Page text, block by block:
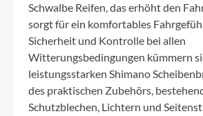
Schwalbe Reifen, das erhöht den
sorgt für ein komfortables
Sicherheit und Kontrolle bei allen
Witterungsbedingungen kümmern
leistungsstarken Shimano
des praktischen Zubehörs,
Schutzblechen, Lichtern und